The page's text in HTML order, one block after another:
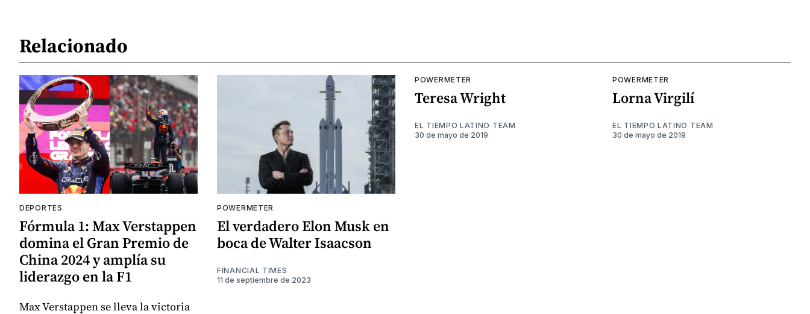
Relacionado
DEPORTES
Fórmula 1: Max Verstappen
domina el Gran Premio de
China 2024 y amplía su
liderazgo en la F1
Max Verstappen se lleva la victoria
POWERMETER
El verdadero Elon Musk en
boca de Walter Isaacson
FINANCIAL TIMES
11 de septiembre de 2023
POWERMETER
Teresa Wright
EL TIEMPO LATINO TEAM
30 de mayo de 2019
POWERMETER
Lorna Virgilí
EL TIEMPO LATINO TEAM
30 de mayo de 2019